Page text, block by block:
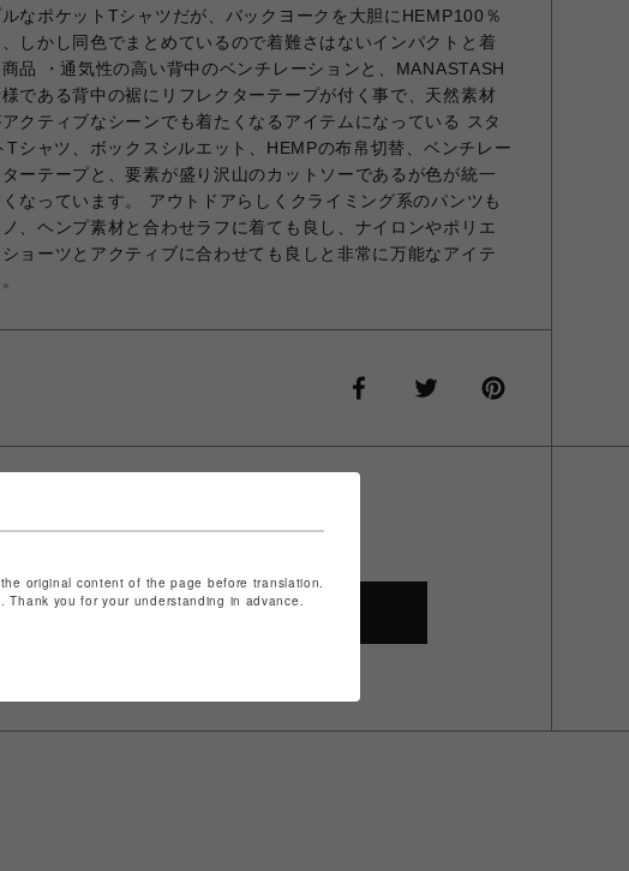
なポケットTシャツだが、バックヨークを大胆にHEMP100％
しかし同色でまとめているので着難さはないインパクトと着
品 ・通気性の高い背中のベンチレーションと、MANASTASH
である背中の裾にリフレクターテープが付く事で、天然素材
クティブなシーンでも着たくなるアイテムになっている スタ
Tシャツ、ボックスシルエット、HEMPの布帛切替、ベンチレー
ーテープと、要素が盛り沢山のカットソーであるが色が統一
なっています。 アウトドアらしくクライミング系のパンツも
、ヘンプ素材と合わせラフに着ても良し、ナイロンやポリエ
ョーツとアクティブに合わせても良しと非常に万能なアイテ
SHOP TOP
original content of the page before translation.
you for your understanding in advance.